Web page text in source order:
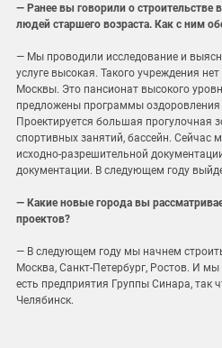
— Ранее вы говорили о строительстве
людей старшего возраста. Как с ним
— Мы проводили исследование и
услуге высокая. Такого учреждения
Москвы. Это пансионат высокого
предложены программы оздоровления
Проектируется большая прогулочная
спортивных занятий, бассейн. Сейчас
исходно-разрешительной
документации. В следующем году
— Какие новые города вы
проектов?
— В следующем году мы начнем
Москва, Санкт-Петербург, Ростов. И мы
есть предприятия Группы Синара, так
Челябинск.